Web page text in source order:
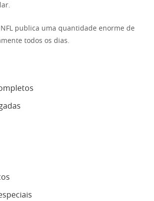
publica uma quantidade enorme de
todos os dias.